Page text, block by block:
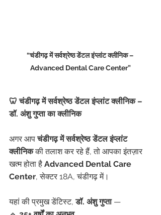
“चंडीगढ़ में सर्वश्रेष्ठ डेंटल इंप्लांट क्लीनिक –
Advanced Dental Care Center”
🦷 चंडीगढ़ में सर्वश्रेष्ठ डेंटल इंप्लांट क्लीनिक –
डॉ. अंशु गुप्ता का क्लीनिक
अगर आप चंडीगढ़ में सर्वश्रेष्ठ डेंटल इंप्लांट
क्लीनिक की तलाश कर रहे हैं, तो आपका इंतज़ार
खत्म होता है Advanced Dental Care
Center, सेक्टर 18A, चंडीगढ़ में।
यहां की प्रमुख डेंटिस्ट, डॉ. अंशु गुप्ता —